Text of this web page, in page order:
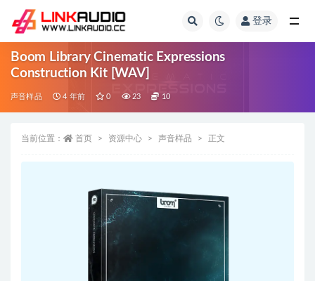
登录
Boom Library Cinematic Expressions
Construction Kit [WAV]
声音样品 4 年前 0 23 10
当前位置： 首页 资源中心 声音样品 正文